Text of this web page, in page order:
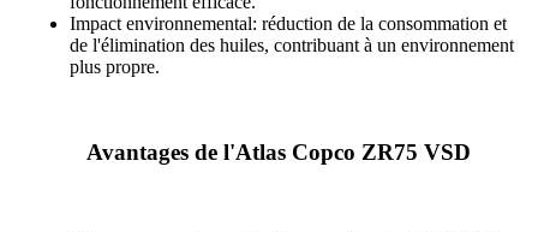
Impact environnemental: réduction de la consommation et
de l'élimination des huiles, contribuant à un environnement
plus propre.
Avantages de l'Atlas Copco ZR75 VSD